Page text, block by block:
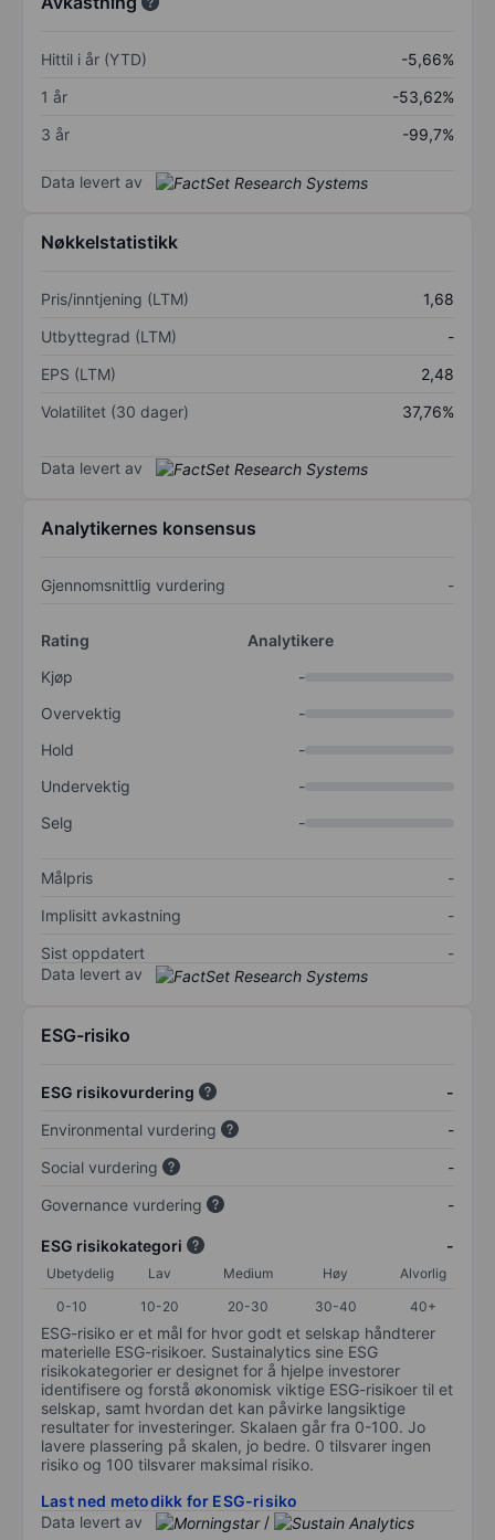
Hittil i år (YTD)
-5,66%
1 år
-53,62%
3 år
-99,7%
Data levert av
Nøkkelstatistikk
Pris/inntjening (LTM)
1,68
Utbyttegrad (LTM)
-
EPS (LTM)
2,48
Volatilitet (30 dager)
37,76%
Data levert av
Analytikernes konsensus
Gjennomsnittlig vurdering -
Rating
Analytikere
Kjøp
-
Overvektig
-
Hold
-
Undervektig
-
Selg
-
Målpris
-
Implisitt avkastning
-
Sist oppdatert
-
Data levert av
ESG-risiko
ESG risikovurdering
-
Environmental vurdering
-
Social vurdering
-
Governance vurdering
-
ESG risikokategori -
Ubetydelig Lav Medium Høy
Alvorlig
0-10
10-20 20-30 30-40 40+
ESG-risiko er et mål for hvor godt et selskap håndterer
materielle ESG-risikoer. Sustainalytics sine ESG
risikokategorier er designet for å hjelpe investorer
identifisere og forstå økonomisk viktige ESG-risikoer til et
selskap, samt hvordan det kan påvirke langsiktige
resultater for investeringer. Skalaen går fra 0-100. Jo
lavere plassering på skalen, jo bedre. 0 tilsvarer ingen
risiko og 100 tilsvarer maksimal risiko.
Last ned metodikk for ESG-risiko
Data levert av
/